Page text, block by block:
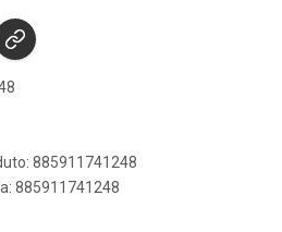
885911741248
885911741248